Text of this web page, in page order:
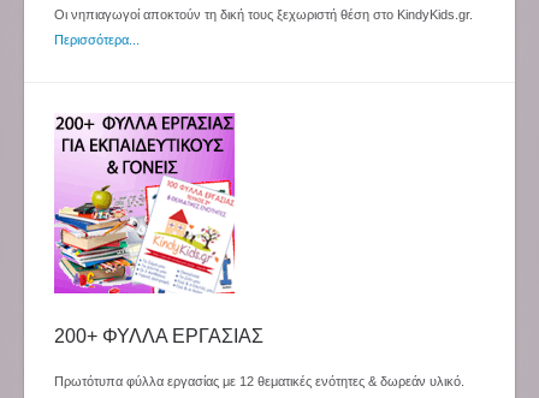
Οι νηπιαγωγοί αποκτούν τη δική τους ξεχωριστή θέση στο KindyKids.gr.
Περισσότερα...
200+ ΦΥΛΛΑ ΕΡΓΑΣΙΑΣ
Πρωτότυπα φύλλα εργασίας με 12 θεματικές ενότητες & δωρεάν υλικό.